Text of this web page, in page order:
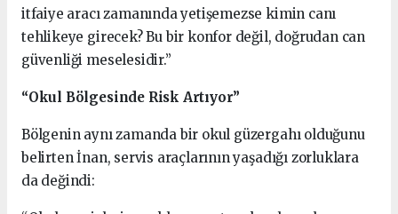
itfaiye aracı zamanında yetişemezse kimin canı
tehlikeye girecek? Bu bir konfor değil, doğrudan can
güvenliği meselesidir.”
“Okul Bölgesinde Risk Artıyor”
Bölgenin aynı zamanda bir okul güzergahı olduğunu
belirten İnan, servis araçlarının yaşadığı zorluklara
da değindi: